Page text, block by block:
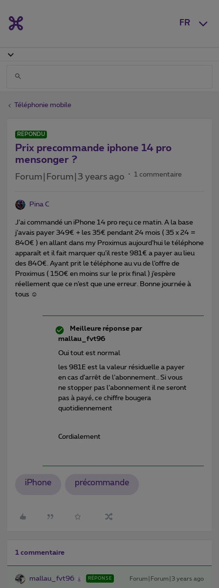
FR
Téléphonie mobile
RÉPONDU
Prix precommande iphone 14 pro
mensonger ?
Forum|Forum|3 years ago 1 commentaire
Pina C
J’ai commandé un iPhone 14 pro reçu ce matin. A la base
j’avais payer 349€ + les 35€ pendant 24 mois ( 35 x 24 =
840€ ) en allant dans my Proximus aujourd’hui le téléphone
apparaît et il fait marquer qu’il reste 981€ a payer au lieu
des 840€. Ayant prit le téléphone au vu de l’offre de
Proximus ( 150€ en moins sur le prix final ) j’espère
réellement que ce n’est que une erreur. Bonne journée à
tous ☺️
Meilleure réponse par
mallau_fvt96
Oui tout est normal
les 981E est la valeur résiduelle a payer
en cas d’arrêt de l’abonnement.. Si vous
ne stopper pas l’abonnement il ne seront
pas à payé, ce chiffre bougera
quotidiennement
Cordialement
iPhone précommande
1 commentaire
mallau_fvt96 RÉPONSE Forum|Forum|3 years ago